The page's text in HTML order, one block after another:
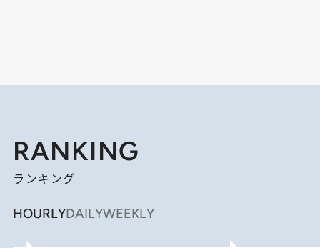
RANKING
ランキング
HOURLYDAILYWEEKLY